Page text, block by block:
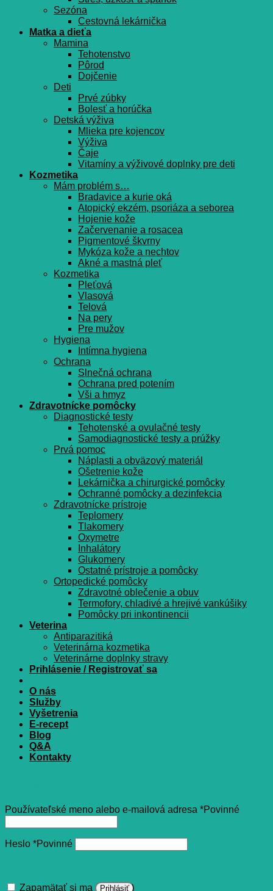
Sezóna
Cestovná lekárnička
Matka a dieťa
Mamina
Tehotenstvo
Pôrod
Dojčenie
Deti
Prvé zúbky
Bolesť a horúčka
Detská výživa
Mlieka pre kojencov
Výživa
Čaje
Vitamíny a výživové doplnky pre deti
Kozmetika
Mám problém s…
Bradavice a kurie oká
Atopický ekzém, psoriáza a seborea
Hojenie kože
Začervenanie a rosacea
Pigmentové škvrny
Mykóza kože a nechtov
Akné a mastná pleť
Kozmetika
Pleťová
Vlasová
Telová
Na pery
Pre mužov
Hygiena
Intímna hygiena
Ochrana
Slnečná ochrana
Ochrana pred potením
Vši a hmyz
Zdravotnícke pomôcky
Diagnostické testy
Tehotenské a ovulačné testy
Samodiagnostické testy a prúžky
Prvá pomoc
Náplasti a obväzový materiál
Ošetrenie kože
Lekárnička a chirurgické pomôcky
Ochranné pomôcky a dezinfekcia
Zdravotnícke prístroje
Teplomery
Tlakomery
Oxymetre
Inhalátory
Glukomery
Ostatné prístroje a pomôcky
Ortopedické pomôcky
Zdravotné oblečenie a obuv
Termofory, chladivé a hrejivé vankúšiky
Pomôcky pri inkontinencii
Veterina
Antiparazitiká
Veterinárna kozmetika
Veterinárne doplnky stravy
Prihlásenie / Registrovať sa
O nás
Služby
Vyšetrenia
E-recept
Blog
Q&A
Kontakty
Používateľské meno alebo e-mailová adresa *Povinné
Heslo *Povinné
Zapamätať si ma Prihlásiť